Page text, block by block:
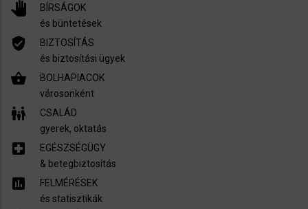
pan_tool
BÍRSÁGOK
és büntetések
verified_user
BIZTOSÍTÁS
és biztosítási ügyek
shopping_basket
BOLHAPIACOK
városonként
family_restroom
CSALÁD
gyerek, oktatás
local_hospital
EGÉSZSÉGÜGY
​& betegbiztosítás
assessment
FELMÉRÉSEK
és statisztikák